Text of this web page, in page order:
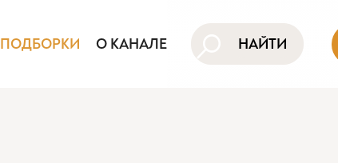
ПОДБОРКИ О КАНАЛЕ НАЙТИ